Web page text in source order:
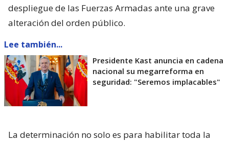
despliegue de las Fuerzas Armadas ante una grave
alteración del orden público.
Lee también...
Presidente Kast anuncia en cadena
nacional su megarreforma en
seguridad: "Seremos implacables"
La determinación no solo es para habilitar toda la